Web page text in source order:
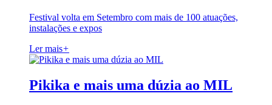
Festival volta em Setembro com mais de 100 atuações,
instalações e expos
Ler mais+
Pikika e mais uma dúzia ao MIL